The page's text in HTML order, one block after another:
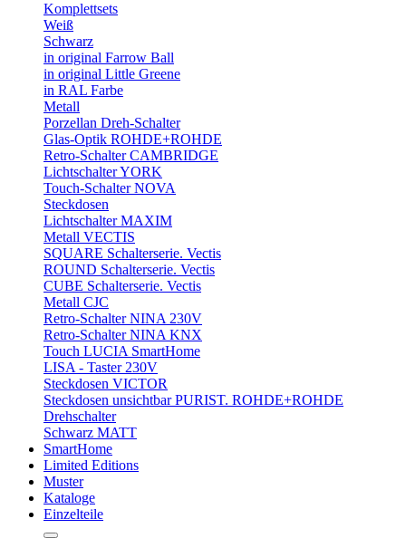
Komplettsets
Weiß
Schwarz
in original Farrow Ball
in original Little Greene
in RAL Farbe
Metall
Porzellan Dreh-Schalter
Glas-Optik ROHDE+ROHDE
Retro-Schalter CAMBRIDGE
Lichtschalter YORK
Touch-Schalter NOVA
Steckdosen
Lichtschalter MAXIM
Metall VECTIS
SQUARE Schalterserie. Vectis
ROUND Schalterserie. Vectis
CUBE Schalterserie. Vectis
Metall CJC
Retro-Schalter NINA 230V
Retro-Schalter NINA KNX
Touch LUCIA SmartHome
LISA - Taster 230V
Steckdosen VICTOR
Steckdosen unsichtbar PURIST. ROHDE+ROHDE
Drehschalter
Schwarz MATT
SmartHome
Limited Editions
Muster
Kataloge
Einzelteile